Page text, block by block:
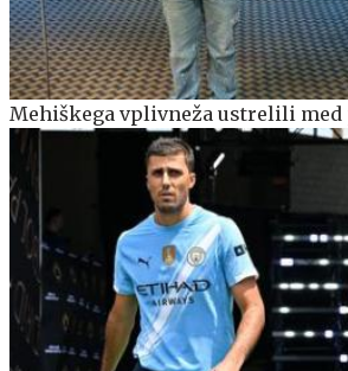
Mehiškega vplivneža ustrelili med